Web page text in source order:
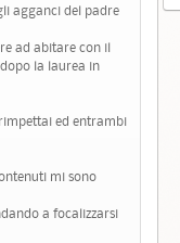
agganci del padre
ad abitare con il
la laurea in
ed entrambi
mi sono
a focalizzarsi